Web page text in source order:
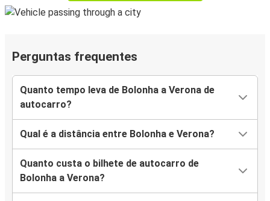
Perguntas frequentes
Quanto tempo leva de Bolonha a Verona de
autocarro?
Qual é a distância entre Bolonha e Verona?
Quanto custa o bilhete de autocarro de
Bolonha a Verona?